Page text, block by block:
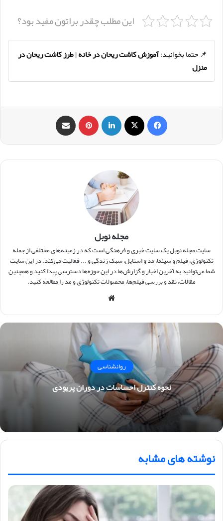
این مطلب چقدر براتون مفید بود؟
📌 حتما بخوانید:آموزش کاشت ریحان در خانه | طرز کاشت ریحان در
منزل
‫پین‌ترست
مجله نوبل
سایت مجله نوبل یک سایت خبری و فرهنگی است که در زمینه‌های مختلفی از جمله
تکنولوژی، فیلم و سینما، مد و استایل، سبک زندگی و ... فعالیت می‌کند. در این سایت
شما می‌توانید به آخرین اخبار و گزارش‌ها در این حوزه‌ها دسترسی پیدا کنید و همچنین
مقالات، نقد و بررسی فیلم‌ها، محصولات تکنولوژی و مد را مطالعه کنید.
روانشناسی
نحوه کنترل احساسات در دوران پریودی
نوشته های مشابه